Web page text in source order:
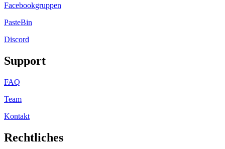
Facebookgruppen
PasteBin
Discord
Support
FAQ
Team
Kontakt
Rechtliches